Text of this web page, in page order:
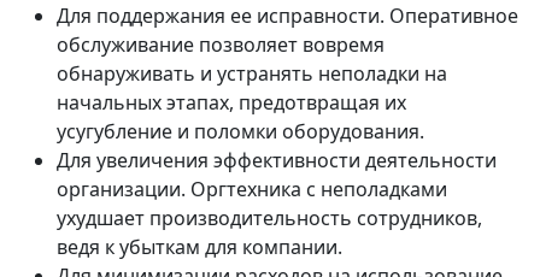
Для поддержания ее исправности. Оперативное
обслуживание позволяет вовремя
обнаруживать и устранять неполадки на
начальных этапах, предотвращая их
усугубление и поломки оборудования.
Для увеличения эффективности деятельности
организации. Оргтехника с неполадками
ухудшает производительность сотрудников,
ведя к убыткам для компании.